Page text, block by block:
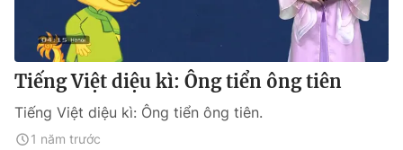
Tiếng Việt diệu kì: Ông tiển ông tiên
Tiếng Việt diệu kì: Ông tiển ông tiên.
1 năm trước